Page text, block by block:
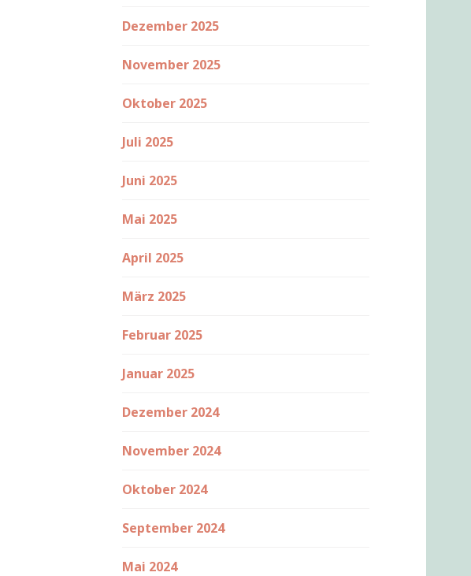
Dezember 2025
November 2025
Oktober 2025
Juli 2025
Juni 2025
Mai 2025
April 2025
März 2025
Februar 2025
Januar 2025
Dezember 2024
November 2024
Oktober 2024
September 2024
Mai 2024